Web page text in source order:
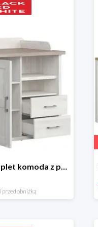
Luca Baby komplet komoda z przewijakiem
przed obniżką